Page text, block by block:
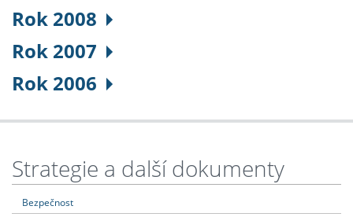
Rok 2008
Rok 2007
Rok 2006
Strategie a další dokumenty
Bezpečnost